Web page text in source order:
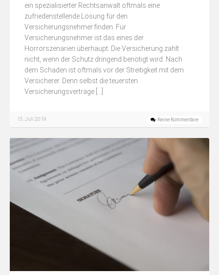
ein spezialisierter Rechtsanwalt oftmals eine
zufriedenstellende Lösung für den
Versicherungsnehmer finden. Für
Versicherungsnehmer ist das eines der
Horrorszenarien überhaupt: Die Versicherung zahlt
nicht, wenn der Schutz dringend benötigt wird. Nach
dem Schaden ist oftmals vor der Streitigkeit mit dem
Versicherer. Denn selbst die teuersten
Versicherungsverträge […]
15. Juli 2019 Keine Kommentare